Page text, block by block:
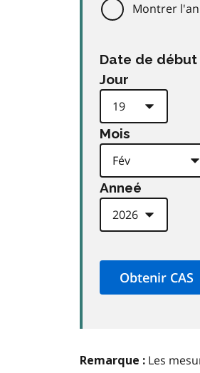
Montrer
Date de début
Jour
Mois
Anneé
Remarque : Les